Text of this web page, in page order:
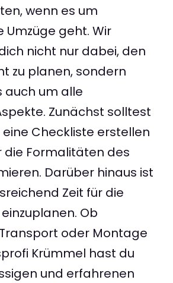
wenn es um
geht. Wir
nicht nur dabei, den
zu planen, sondern
auch um alle
Zunächst solltest
Checkliste erstellen
die Formalitäten des
Darüber hinaus ist
Zeit für die
Ob
oder Montage
Krümmel hast du
und erfahrenen